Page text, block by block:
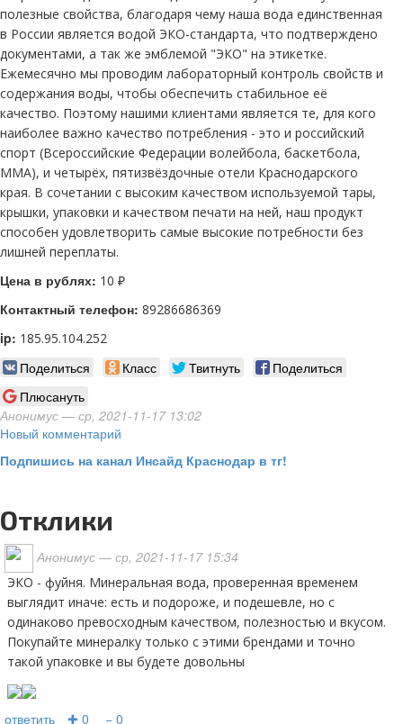
полезные свойства, благодаря чему наша вода единственная
в России является водой ЭКО-стандарта, что подтверждено
документами, а так же эмблемой "ЭКО" на этикетке.
Ежемесячно мы проводим лабораторный контроль свойств и
содержания воды, чтобы обеспечить стабильное её
качество. Поэтому нашими клиентами является те, для кого
наиболее важно качество потребления - это и российский
спорт (Всероссийские Федерации волейбола, баскетбола,
ММА), и четырёх, пятизвёздочные отели Краснодарского
края. В сочетании с высоким качеством используемой тары,
крышки, упаковки и качеством печати на ней, наш продукт
способен удовлетворить самые высокие потребности без
лишней переплаты.
Цена в рублях: 10 ₽
Контактный телефон: 89286686369
ip: 185.95.104.252
Поделиться Класс Твитнуть
Поделиться
Плюсануть
Анонимус — ср, 2021-11-17 13:02
Новый комментарий
Подпишись на канал Инсайд Краснодар в тг!
Отклики
Анонимус — ср, 2021-11-17 15:34
ЭКО - фуйня. Минеральная вода, проверенная временем
выглядит иначе: есть и подороже, и подешевле, но с
одинаково превосходным качеством, полезностью и вкусом.
Покупайте минералку только с этими брендами и точно
такой упаковке и вы будете довольны
ответить ✚ 0 − 0